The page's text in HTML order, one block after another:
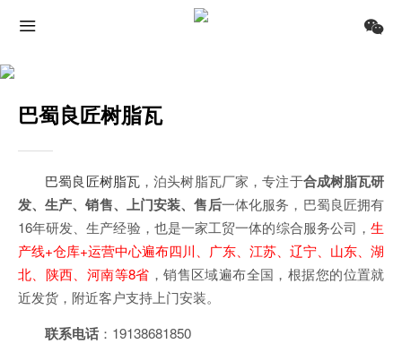
巴蜀良匠树脂瓦
巴蜀良匠树脂瓦 ，泊头树脂瓦厂家，专注于合成树脂瓦研
发、生产、销售、上门安装、售后一体化服务，巴蜀良匠拥有
16年研发、生产经验，也是一家工贸一体的综合服务公司，生
产线+仓库+运营中心遍布四川、广东、江苏、辽宁、山东、湖
北、陕西、河南等8省 ，销售区域遍布全国，根据您的位置就
近发货， 附近客户支持上门安装。
联系电话 ：19138681850